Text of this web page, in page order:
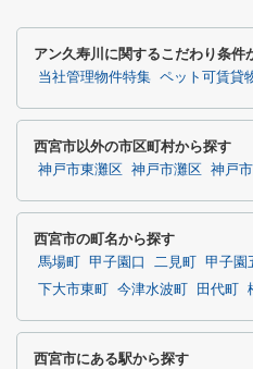
アン久寿川に関するこだわり条件
当社管理物件特集 ペット可賃貸
西宮市以外の市区町村から探す
神戸市東灘区 神戸市灘区 神戸
西宮市の町名から探す
馬場町 甲子園口 二見町 甲子園
下大市東町
今津水波町 田代町
西宮市にある駅から探す